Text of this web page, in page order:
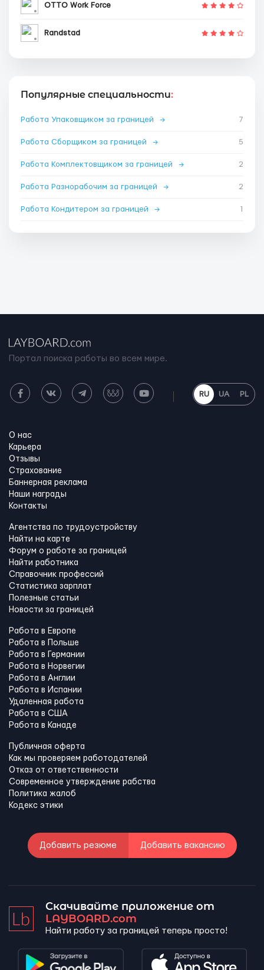
OTTO Work Force
Randstad
Популярные специальности:
Работа Упаковщиком за границей → 7
Работа Сборщиком за границей → 5
Работа Комплектовщиком за границей → 2
Работа Разнорабочим за границей → 2
Работа Кондитером за границей → 1
Портал поиска работы во всем мире.
RU UA PL
О нас
Карьера
Отзывы
Страхование
Баннерная реклама
Наши награды
Контакты
Агентства по трудоустройству
Найти на карте
Форум о работе за границей
Найти работника
Справочник профессий
Статистика зарплат
Полезные статьи
Новости за границей
Работа в Европе
Работа в Польше
Работа в Германии
Работа в Норвегии
Работа в Англии
Работа в Испании
Удаленная работа
Работа в США
Работа в Канадe
Публичная оферта
Как мы проверяем работодателей
Отказ от ответственности
Современное утверждение рабства
Политика жалоб
Кодекс этики
Добавить резюме Добавить вакансию
Скачивайте приложение от
LAYBOARD.com
Найти работу за границей теперь просто!